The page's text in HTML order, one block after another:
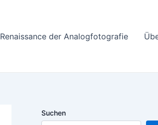
Renaissance der Analogfotografie
Suchen